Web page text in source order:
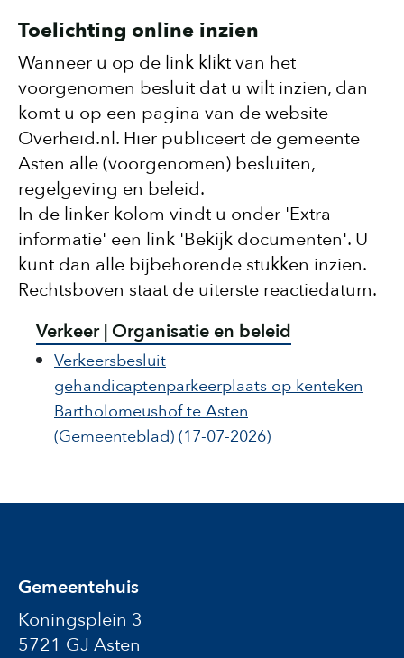
Toelichting online inzien
Wanneer u op de link klikt van het
voorgenomen besluit dat u wilt inzien, dan
komt u op een pagina van de website
Overheid.nl. Hier publiceert de gemeente
Asten alle (voorgenomen) besluiten,
regelgeving en beleid.
In de linker kolom vindt u onder 'Extra
informatie' een link 'Bekijk documenten'. U
kunt dan alle bijbehorende stukken inzien.
Rechtsboven staat de uiterste reactiedatum.
Verkeer | Organisatie en beleid
Verkeersbesluit
gehandicaptenparkeerplaats op kenteken
Bartholomeushof te Asten
(Gemeenteblad) (17-07-2026)
Gemeentehuis
Koningsplein 3
5721 GJ Asten